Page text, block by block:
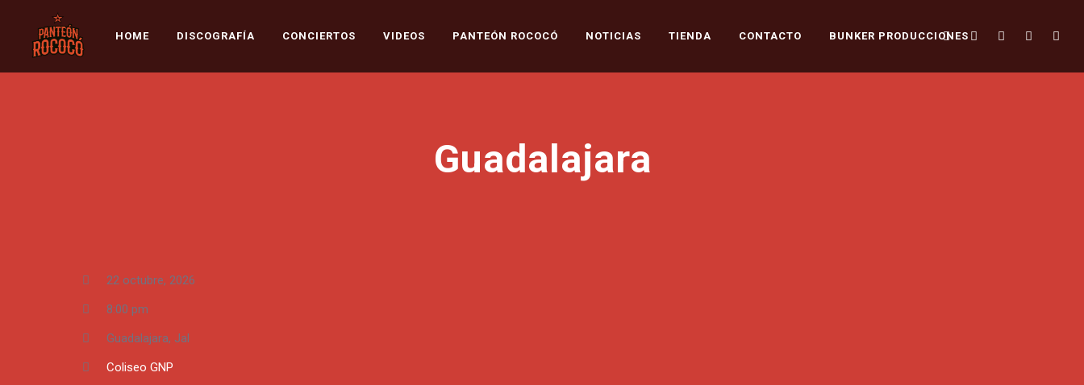
HOME DISCOGRAFÍA CONCIERTOS VIDEOS PANTEÓN ROCOCÓ NOTICIAS TIENDA CONTACTO BUNKER PRODUCCIONES
Guadalajara
22 octubre, 2026
8:00 pm
Guadalajara, Jal
Coliseo GNP